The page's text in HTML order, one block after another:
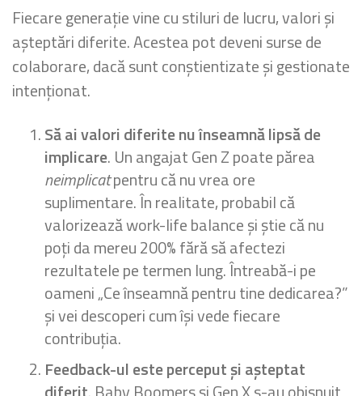
Fiecare generație vine cu stiluri de lucru, valori și
așteptări diferite. Acestea pot deveni surse de
colaborare, dacă sunt conștientizate și gestionate
intenționat.
Să ai valori diferite nu înseamnă lipsă de
implicare. Un angajat Gen Z poate părea
neimplicatpentru că nu vrea ore
suplimentare. În realitate, probabil că
valorizează work-life balance și știe că nu
poți da mereu 200% fără să afectezi
rezultatele pe termen lung. Întreabă-i pe
oameni „Ce înseamnă pentru tine dedicarea?”
și vei descoperi cum își vede fiecare
contribuția.
Feedback-ul este perceput și așteptat